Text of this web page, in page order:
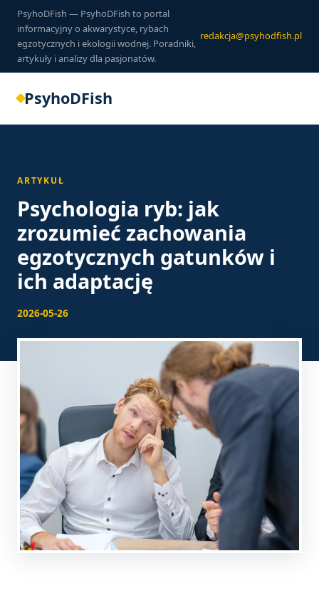
PsyhoDFish — PsyhoDFish to portal
informacyjny o akwarystyce, rybach
egzotycznych i ekologii wodnej. Poradniki,
artykuły i analizy dla pasjonatów.
redakcja@psyhodfish.pl
PsyhoDFish
ARTYKUŁ
Psychologia ryb: jak
zrozumieć zachowania
egzotycznych gatunków i
ich adaptację
2026-05-26